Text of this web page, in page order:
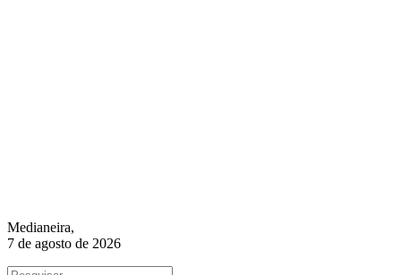
Medianeira,
7 de agosto de 2026